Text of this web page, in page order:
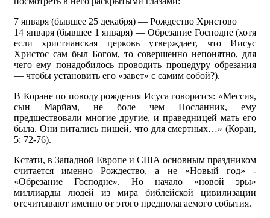
7 января (бывшее 25 декабря) — Рождество Христово
14 января (бывшее 1 января) — Обрезание Господне (хотя
если христианская церковь утверждает, что Иисус
Христос сам был Богом, то совершенно непонятно, для
чего ему понадобилось проводить процедуру обрезания
— чтобы установить его «завет» с самим собой?).
В Коране по поводу рождения Исуса говорится: «Мессия,
сын Марйам, не боле чем Посланник, ему
предшествовали многие другие, и праведницей мать его
была. Они питались пищей, что для смертных…» (Коран,
5: 72-76).
Кстати, в Западной Европе и США основным праздником
считается именно Рождество, а не «Новый год» -
«Обрезание Господне». Но начало «новой эры»
миллиарды людей из мира библейской цивилизации
отсчитывают именно от этого предполагаемого события.